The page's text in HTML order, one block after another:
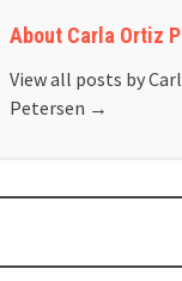
About Carla Ortiz
View all posts by
Petersen →